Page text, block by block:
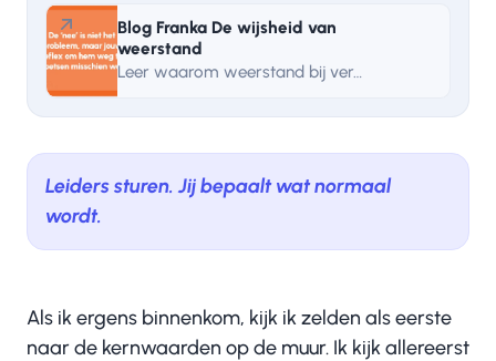
Blog Franka De wijsheid van
weerstand
Leer waarom weerstand bij verandering geen probleem is maar informatie. Franka Juta (TeamValue) legt uit hoe je de signalen herkent en inzet om transformatie te laten landen.
Leiders sturen. Jij bepaalt wat normaal
wordt.
Als ik ergens binnenkom, kijk ik zelden als eerste
naar de kernwaarden op de muur. Ik kijk allereerst